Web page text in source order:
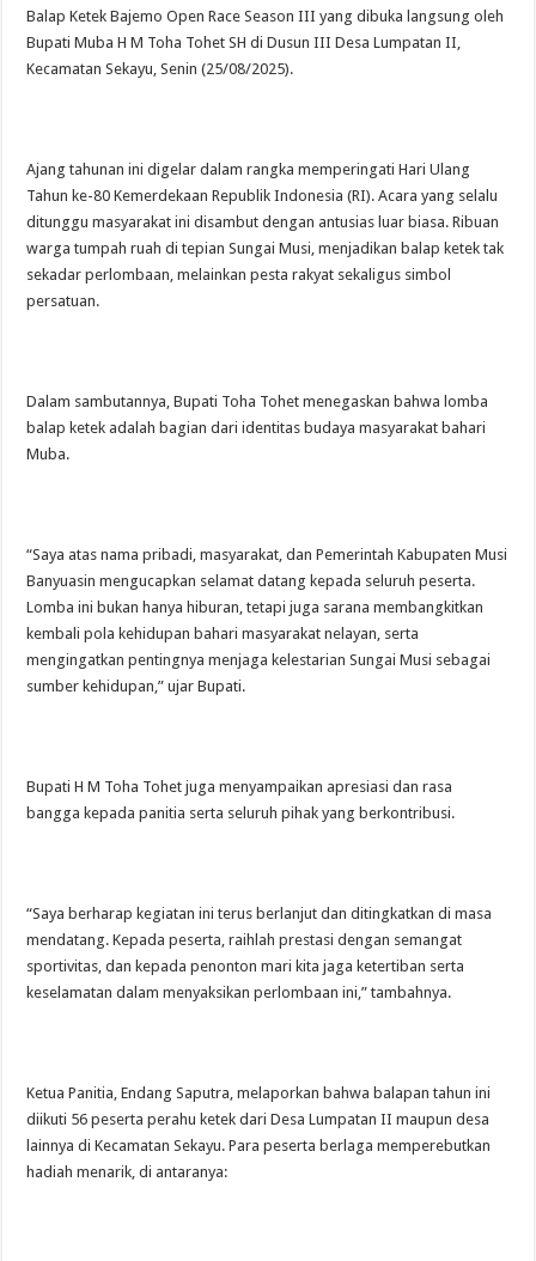
Balap Ketek Bajemo Open Race Season III yang dibuka langsung oleh
Bupati Muba H M Toha Tohet SH di Dusun III Desa Lumpatan II,
Kecamatan Sekayu, Senin (25/08/2025).
Ajang tahunan ini digelar dalam rangka memperingati Hari Ulang
Tahun ke-80 Kemerdekaan Republik Indonesia (RI). Acara yang selalu
ditunggu masyarakat ini disambut dengan antusias luar biasa. Ribuan
warga tumpah ruah di tepian Sungai Musi, menjadikan balap ketek tak
sekadar perlombaan, melainkan pesta rakyat sekaligus simbol
persatuan.
Dalam sambutannya, Bupati Toha Tohet menegaskan bahwa lomba
balap ketek adalah bagian dari identitas budaya masyarakat bahari
Muba.
“Saya atas nama pribadi, masyarakat, dan Pemerintah Kabupaten Musi
Banyuasin mengucapkan selamat datang kepada seluruh peserta.
Lomba ini bukan hanya hiburan, tetapi juga sarana membangkitkan
kembali pola kehidupan bahari masyarakat nelayan, serta
mengingatkan pentingnya menjaga kelestarian Sungai Musi sebagai
sumber kehidupan,” ujar Bupati.
Bupati H M Toha Tohet juga menyampaikan apresiasi dan rasa
bangga kepada panitia serta seluruh pihak yang berkontribusi.
“Saya berharap kegiatan ini terus berlanjut dan ditingkatkan di masa
mendatang. Kepada peserta, raihlah prestasi dengan semangat
sportivitas, dan kepada penonton mari kita jaga ketertiban serta
keselamatan dalam menyaksikan perlombaan ini,” tambahnya.
Ketua Panitia, Endang Saputra, melaporkan bahwa balapan tahun ini
diikuti 56 peserta perahu ketek dari Desa Lumpatan II maupun desa
lainnya di Kecamatan Sekayu. Para peserta berlaga memperebutkan
hadiah menarik, di antaranya: